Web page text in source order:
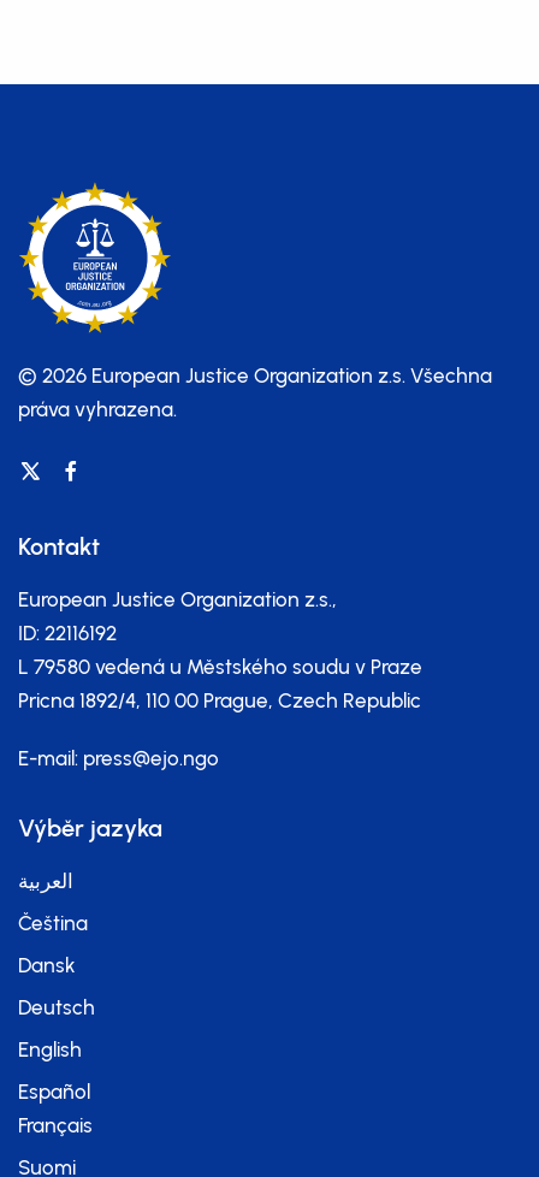
© 2026 European Justice Organization z.s.
European Justice Organization z.s.,
ID: 22116192
L 79580 vedená u Městského soudu v Praze
العربية
Čeština
Dansk
Deutsch
English
Español
Français